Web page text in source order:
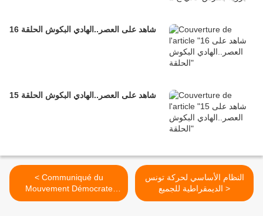
16 شاهد على العصر..الهادي البكوش الحلقة
15 شاهد على العصر..الهادي البكوش الحلقة
< Communiqué du
Mouvement Démocrate
Tunisien
النظام الأساسي لحركة تونس
الديمقراطية للجميع >